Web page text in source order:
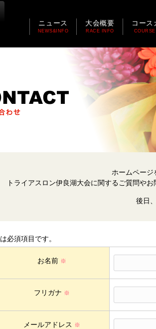
ニュース
NEWS&INFO
大会概要
RACE INFO
コース
ホームページ
トライアスロン伊良湖大会に関するご質問や
後日
は必須項目です。
お名前 ※
フリガナ ※
メールアドレス ※